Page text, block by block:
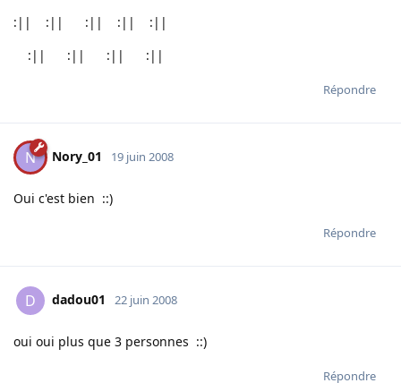
:|| :|| :|| :|| :||
:|| :|| :|| :||
Répondre
N Nory_01 19 juin 2008
Oui c'est bien ::)
Répondre
D dadou01 22 juin 2008
oui oui plus que 3 personnes ::)
Répondre